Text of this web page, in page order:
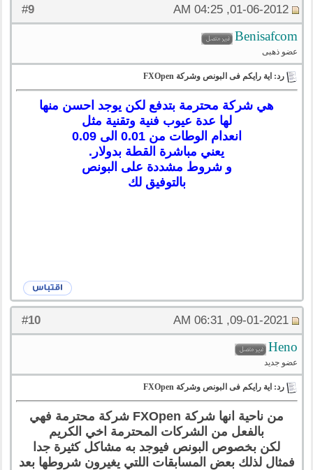
#
9 01-06-2012, 04:25 AM
Benisafcom
عضو ذهبى
رد: اية رايكم فى البونص وشركة FXOpen
هي شركة محترمة بتدفع لكن يوجد احسن منها
لها عدة عيوب فنية وتقنية مثل
انعدام الوطات من 0.01 الى 0.09
يعني مباشرة القطة بدولار.
و شروط مشددة على البونص
بالتوفيق لك
#
10 09-01-2021, 06:31 AM
Heno
عضو جديد
رد: اية رايكم فى البونص وشركة FXOpen
من ناحية انها شركة FXOpen شركة محترمة فهي
بالفعل من الشركات المحترمة اخي الكريم
لكن بخصوص البونص فيوجد به مشاكل كثيرة جدا
فمثال لذلك بعض المسابقات اللتي يغيرون شروطها بعد